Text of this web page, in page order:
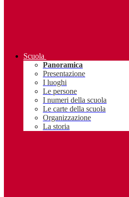
Scuola
Panoramica
Presentazione
I luoghi
Le persone
I numeri della scuola
Le carte della scuola
Organizzazione
La storia